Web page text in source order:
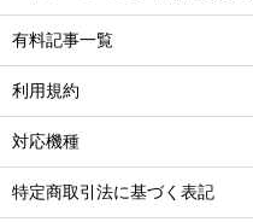
有料記事一覧
利用規約
対応機種
特定商取引法に基づく表記